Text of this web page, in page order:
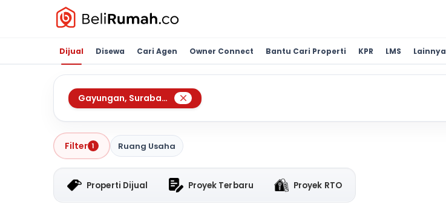
Dijual Disewa Cari Agen Owner Connect Bantu Cari Properti KPR LMS Lainnya
Gayungan, Surabaya
Filter 1 Ruang Usaha
Properti Dijual Proyek Terbaru Proyek RTO